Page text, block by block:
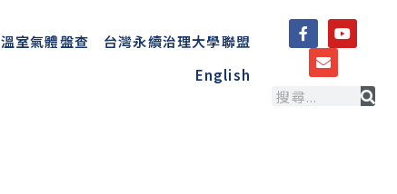
溫室氣體盤查
台灣永續治理大學聯盟
English